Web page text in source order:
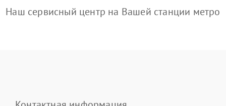
Наш сервисный центр на Вашей станции метро